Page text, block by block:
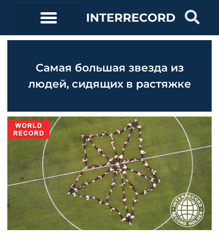
Самая большая звезда из
людей, сидящих в растяжке